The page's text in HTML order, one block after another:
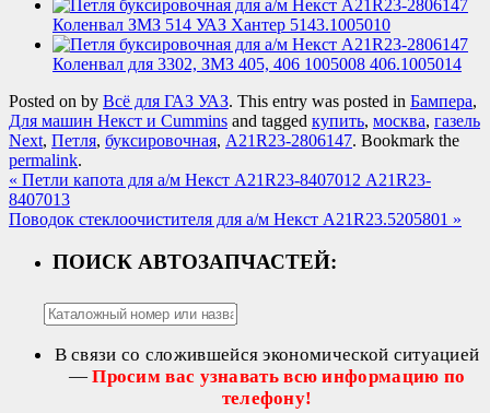
Коленвал ЗМЗ 514 УАЗ Хантер 5143.1005010
Коленвал для 3302, ЗМЗ 405, 406 1005008 406.1005014
Posted on by Всё для ГАЗ УАЗ. This entry was posted in Бампера,
Для машин Некст и Cummins and tagged купить, москва, газель
Next, Петля, буксировочная, A21R23-2806147. Bookmark the
permalink.
« Петли капота для а/м Некст A21R23-8407012 А21R23-
8407013
Поводок стеклоочистителя для а/м Некст A21R23.5205801 »
ПОИСК АВТОЗАПЧАСТЕЙ:
В связи со сложившейся экономической ситуацией
—Просим вас узнавать всю информацию по
телефону!